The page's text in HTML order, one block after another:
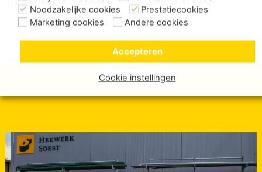
Noodzakelijke cookies
Prestatiecookies
Marketing cookies
Andere cookies
Cookie instellingen
Accepteren